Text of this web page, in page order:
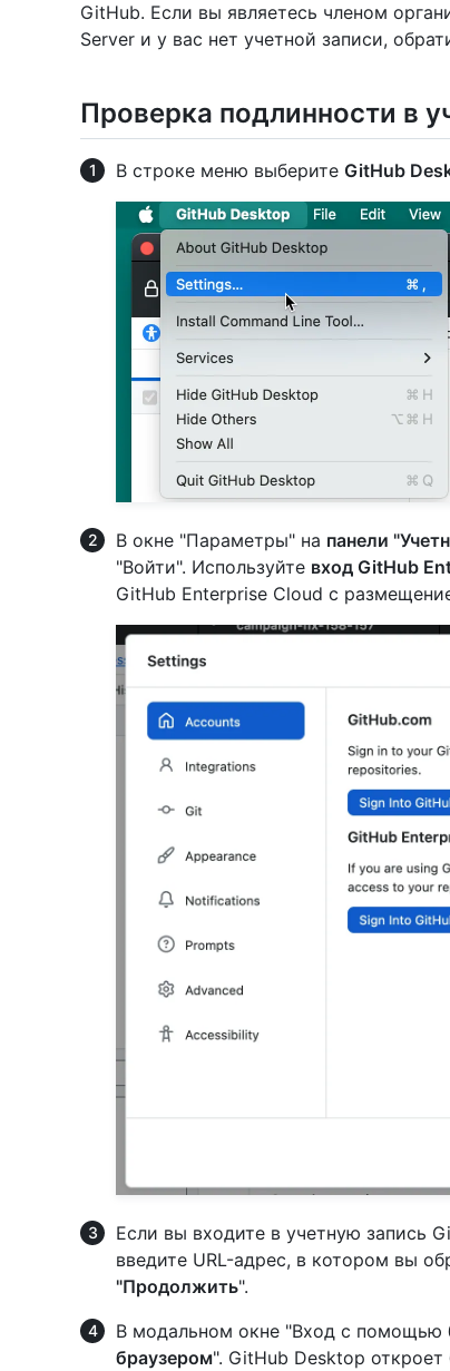
GitHub. Если вы являетесь членом
Server и у вас нет учетной записи,
Проверка подлинности в
В строке меню выберите GitHub
В окне "Параметры" на панели
"Войти". Используйте вход GitHub
GitHub Enterprise Cloud с
Если вы входите в учетную запись
введите URL-адрес, в котором вы
"Продолжить".
В модальном окне "Вход с помощью
браузером". GitHub Desktop